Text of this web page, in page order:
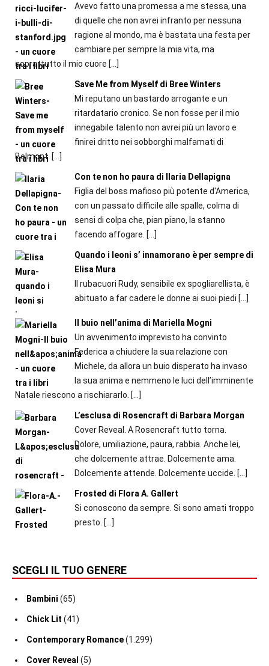
Avevo fatto una promessa a me stessa, una
di quelle che non avrei infranto per nessuna
ragione al mondo, ma è bastata una festa per
cambiare per sempre la mia vita, ma
soprattutto il mio cuore […]
Save Me from Myself di Bree Winters
Mi reputano un bastardo arrogante e un
ritardatario cronico. Se non fosse per il mio
innegabile talento non avrei più un lavoro e
finirei dritto nei sobborghi malfamati di
Belmont. […]
Con te non ho paura di Ilaria Dellapigna
Figlia del boss mafioso più potente d'America,
con un passato difficile alle spalle, colma di
sensi di colpa che, pian piano, la stanno
facendo affogare. […]
Quando i leoni s’ innamorano è per sempre di
Elisa Mura
Il rubacuori Rudy, sensibile ex spogliarellista, è
abituato a far cadere le donne ai suoi piedi […]
Il buio nell’anima di Mariella Mogni
Un avvenimento imprevisto ha convinto
Federica a chiudere la sua relazione con
Michele, da allora un buio disperato ha invaso
la sua anima e nemmeno le luci dell’imminente
Natale riescono a rischiararlo. […]
L’esclusa di Rosencraft di Barbara Morgan
Cover Reveal. A Rosencraft tutto torna.
Dolore, umiliazione, paura, rabbia. Anche lei,
che dolcemente attrae. Dolcemente ama.
Dolcemente attende. Dolcemente uccide. […]
Frosted di Flora A. Gallert
Si conoscono da sempre. Si sono amati troppo
presto. […]
SCEGLI IL TUO GENERE
Bambini (65)
Chick Lit (41)
Contemporary Romance(1.299)
Cover Reveal (5)